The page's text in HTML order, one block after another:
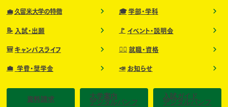
💼 久留米大学の特徴 🎓 学部・学科
📝 入試・出願 🚩 イベント・説明会
🎒 キャンパスライフ 🧑‍⚕️ 就職・資格
💼 学費・奨学金 📣 お知らせ
資料請求
大学案内
デジタルパンフ
入試ガイド
デジタルパンフ